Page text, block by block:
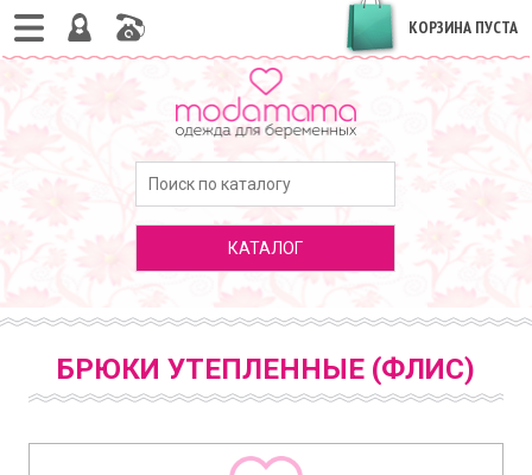
КОРЗИНА ПУСТА
КАТАЛОГ
БРЮКИ УТЕПЛЕННЫЕ (ФЛИС)